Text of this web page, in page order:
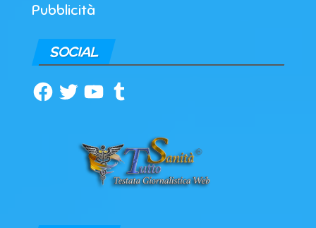
Pubblicità
SOCIAL
Facebook
TwitterYouTubeTumblr